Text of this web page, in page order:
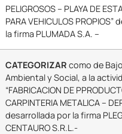
PELIGROSOS – PLAYA DE
PARA VEHICULOS
la firma PLUMADA S.A. –
CATEGORIZAR como de
Ambiental y Social, a la
“FABRICACION DE
CARPINTERIA METALICA –
desarrollada por la firma
CENTAURO S.R.L.-